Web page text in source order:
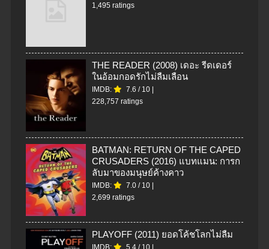
1,495 ratings
THE READER (2008) เดอะ รีดเดอร์
ในอ้อมกอดรักไม่ลืมเลือน
IMDB: 7.6 / 10 |
228,757 ratings
BATMAN: RETURN OF THE CAPED
CRUSADERS (2016) แบทแมน: การก
ลับมาของมนุษย์ค้างคาว
IMDB: 7.0 / 10 |
2,699 ratings
PLAYOFF (2011) ยอดโค้ชโลกไม่ลืม
IMDB: 5.4 / 10 |